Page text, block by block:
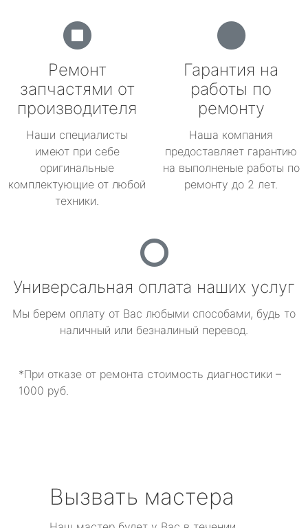
Ремонт
запчастями от
производителя
Наши специалисты
имеют при себе
оригинальные
комплектующие от любой
техники.
Гарантия на
работы по
ремонту
Наша компания
предоставляет гарантию
на выполненые работы по
ремонту до 2 лет.
Универсальная оплата наших услуг
Мы берем оплату от Вас любыми способами, будь то
наличный или безналиный перевод.
*При отказе от ремонта стоимость диагностики –
1000 руб.
Вызвать мастера